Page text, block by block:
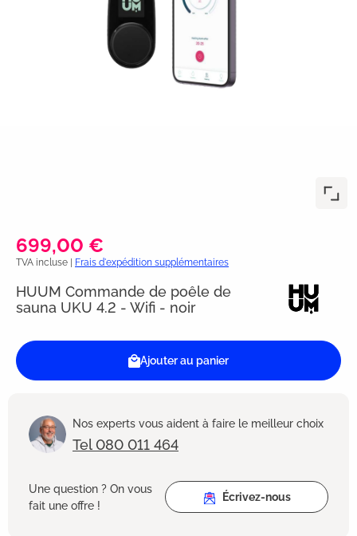
699,00 €
TVA incluse | Frais d'expédition supplémentaires
HUUM Commande de poêle de
sauna UKU 4.2 - Wifi - noir
Ajouter au panier
Nos experts vous aident à faire le meilleur choix
Tel 080 011 464
Une question ? On vous
fait une offre !
Écrivez-nous